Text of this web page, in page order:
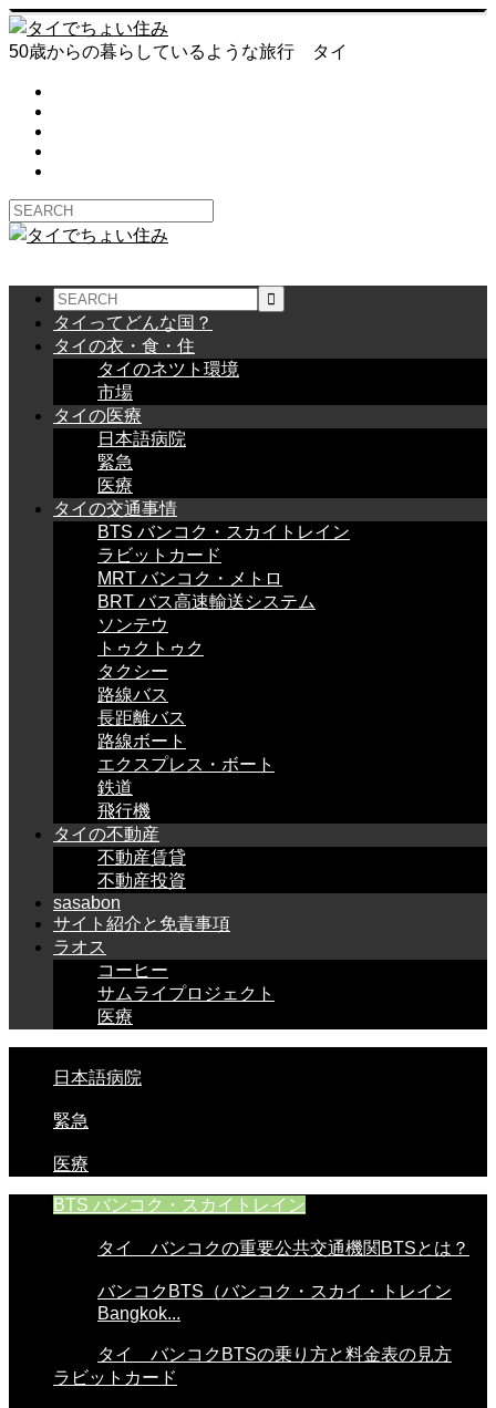
50歳からの暮らしているような旅行 タイ
タイってどんな国？
タイの衣・食・住
タイのネツト環境
市場
タイの医療
日本語病院
緊急
医療
タイの交通事情
BTS バンコク・スカイトレイン
ラビットカード
MRT バンコク・メトロ
BRT バス高速輸送システム
ソンテウ
トゥクトゥク
タクシー
路線バス
長距離バス
路線ボート
エクスプレス・ボート
鉄道
飛行機
タイの不動産
不動産賃貸
不動産投資
sasabon
サイト紹介と免責事項
ラオス
コーヒー
サムライプロジェクト
医療
日本語病院
緊急
医療
BTS バンコク・スカイトレイン
タイ バンコクの重要公共交通機関BTSとは？
バンコクBTS（バンコク・スカイ・トレイン
Bangkok...
タイ バンコクBTSの乗り方と料金表の見方
ラビットカード